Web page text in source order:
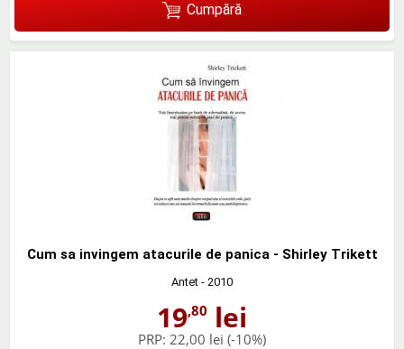
Cumpără
Cum sa invingem atacurile de panica - Shirley Trikett
Antet - 2010
19,80 lei
PRP: 22,00 lei (-10%)